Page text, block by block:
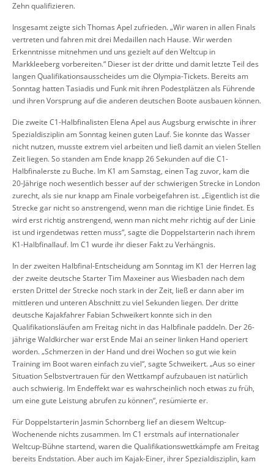
Zehn qualifizieren.
Insgesamt zeigte sich Thomas Apel zufrieden. „Wir waren in allen Finals
vertreten und fahren mit drei Medaillen nach Hause. Wir werden
Erkenntnisse mitnehmen und uns gezielt auf den Weltcup in
Markkleeberg vorbereiten.“ Dieser ist der dritte und damit letzte Teil des
langen Qualifikationsausscheides um die Olympia-Tickets. Bereits am
Sonntag hatten Tasiadis und Funk mit ihren Podestplätzen als Führende
und ihren Vorsprung auf die anderen deutschen Boote ausbauen können.
Die zweite C1-Halbfinalisten Elena Apel aus Augsburg erwischte in ihrer
Spezialdisziplin am Sonntag keinen guten Lauf. Sie konnte das Wasser
nicht nutzen, musste extrem viel arbeiten und ließ damit an vielen Stellen
Zeit liegen. So standen am Ende knapp 26 Sekunden auf die C1-
Halbfinalerste zu Buche. Im K1 am Samstag, einen Tag zuvor, kam die
20-Jährige noch wesentlich besser auf der schwierigen Strecke in London
zurecht, als sie nur knapp am Finale vorbeigefahren ist. „Eigentlich ist die
Strecke gar nicht so anstrengend, wenn man die richtige Linie findet. Es
wird erst richtig anstrengend, wenn man nicht mehr richtig auf der Linie
ist und irgendetwas retten muss“, sagte die Doppelstarterin nach ihrem
K1-Halbfinallauf. Im C1 wurde ihr dieser Fakt zu Verhängnis.
In der zweiten Halbfinal-Entscheidung am Sonntag im K1 der Herren lag
der zweite deutsche Starter Tim Maxeiner aus Wiesbaden nach dem
ersten Drittel der Strecke noch stark in der Zeit, ließ er dann aber im
mittleren und unteren Abschnitt zu viel Sekunden liegen. Der dritte
deutsche Kajakfahrer Fabian Schweikert konnte sich in den
Qualifikationsläufen am Freitag nicht in das Halbfinale paddeln. Der 26-
jährige Waldkircher war erst Ende Mai an seiner linken Hand operiert
worden. „Schmerzen in der Hand und drei Wochen so gut wie kein
Training im Boot waren einfach zu viel“, sagte Schweikert. „Aus so einer
Situation Selbstvertrauen für den Wettkampf aufzubauen ist natürlich
auch schwierig. Im Endeffekt war es wahrscheinlich noch etwas zu früh,
um eine gute Leistung abrufen zu können“, resümierte er.
Für Doppelstarterin Jasmin Schornberg lief an diesem Weltcup-
Wochenende nichts zusammen. Im C1 erstmals auf internationaler
Weltcup-Bühne startend, waren die Qualifikationswettkämpfe am Freitag
bereits Endstation. Aber auch im Kajak-Einer, ihrer Spezialdisziplin, kam